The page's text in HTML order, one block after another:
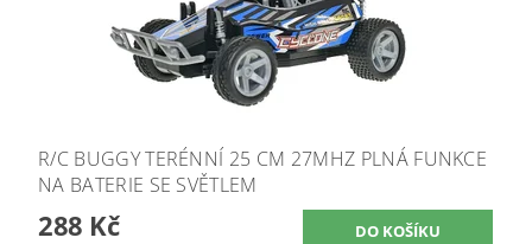
R/C BUGGY TERÉNNÍ 25 CM 27MHZ PLNÁ FUNKCE
NA BATERIE SE SVĚTLEM
288 Kč